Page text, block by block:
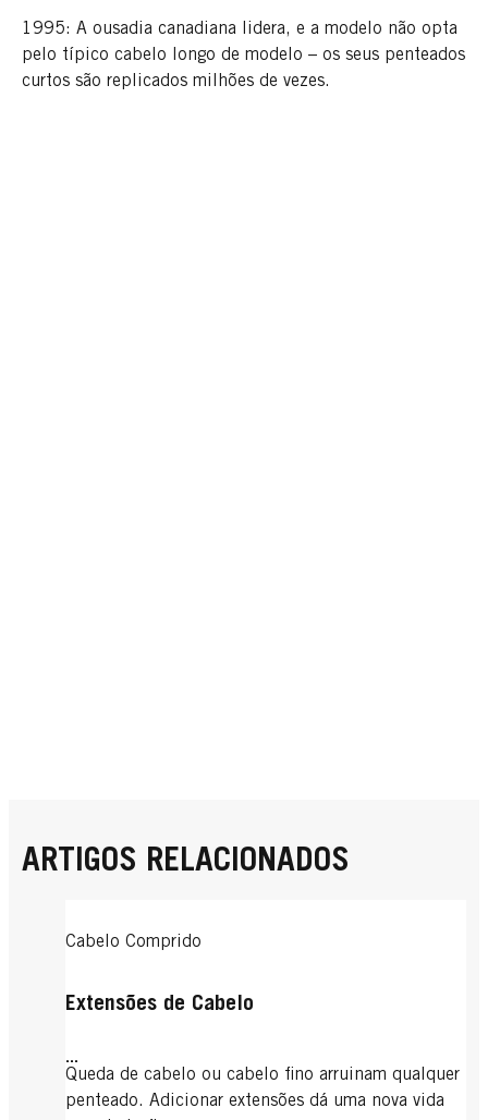
1995: A ousadia canadiana lidera, e a modelo não opta
pelo típico cabelo longo de modelo – os seus penteados
curtos são replicados milhões de vezes.
ARTIGOS RELACIONADOS
Cabelo Comprido
Extensões de Cabelo
...
Queda de cabelo ou cabelo fino arruinam qualquer
penteado. Adicionar extensões dá uma nova vida